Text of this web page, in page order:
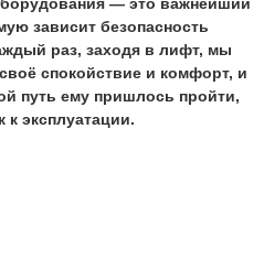
зависит безопасность
раз, заходя в лифт, мы
спокойствие и комфорт, и
путь ему пришлось пройти,
к эксплуатации.